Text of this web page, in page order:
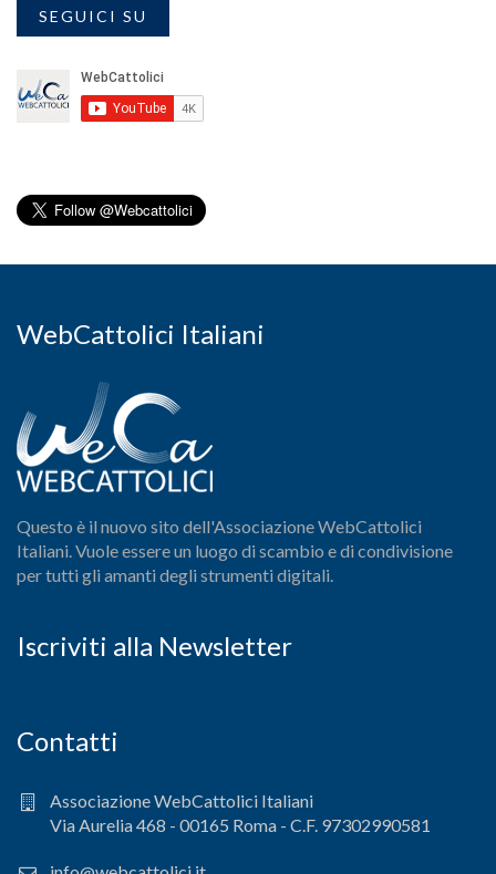
SEGUICI SU
WebCattolici Italiani
Questo è il nuovo sito dell'Associazione WebCattolici
Italiani. Vuole essere un luogo di scambio e di condivisione
per tutti gli amanti degli strumenti digitali.
Iscriviti alla Newsletter
Contatti
Associazione WebCattolici Italiani
Via Aurelia 468 - 00165 Roma - C.F. 97302990581